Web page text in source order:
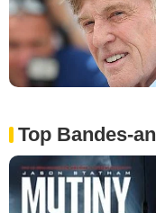
Top Bandes-